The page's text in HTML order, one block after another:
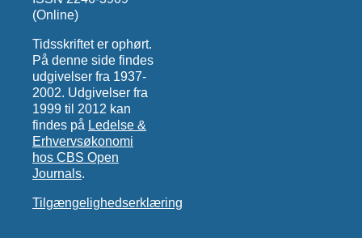
(Online)
Tidsskriftet er ophørt.
På denne side findes
udgivelser fra 1937-
2002. Udgivelser fra
1999 til 2012 kan
findes på Ledelse &
Erhvervsøkonomi
hos CBS Open
Journals.
Tilgængelighedserklæring